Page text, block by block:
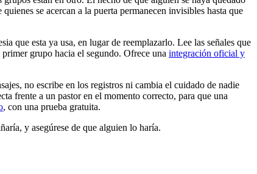
se acercan a la puerta permanecen invisibles hasta que
que esta ya usa, en lugar de reemplazarlo. Lee las señales que
grupo hacia el segundo. Ofrece una integración oficial y
no escribe en los registros ni cambia el cuidado de nadie
frente a un pastor en el momento correcto, para que una
, con una prueba gratuita.
y asegúrese de que alguien lo haría.